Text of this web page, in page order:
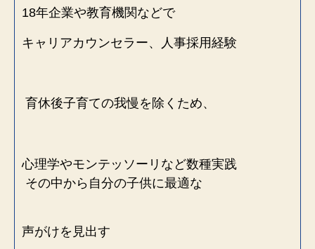
18年企業や教育機関などで
キャリアカウンセラー、人事採用経験
育休後子育ての我慢を除くため、
心理学やモンテッソーリなど数種実践
その中から自分の子供に最適な
声がけを見出す